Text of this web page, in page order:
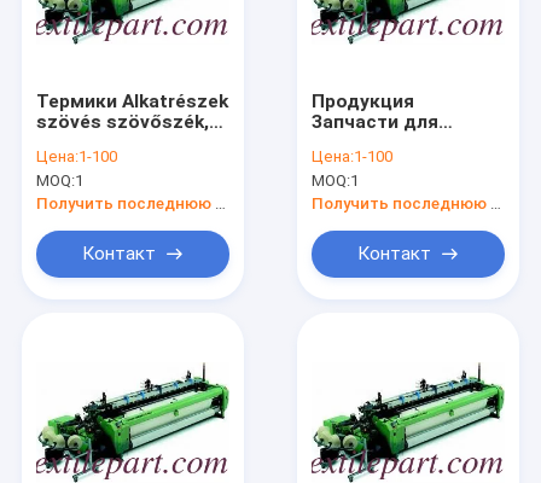
О Компании
Наша фабрика
Термики Alkatrészek
szövés szövőszék,
Текстильные
машины
Цена:1-100
MOQ:1
Получить последнюю цену
Контакт
Продукция
Запчасти для
Запчасти для
текстильной
промышленности
Цена:1-100
MOQ:1
Получить последнюю цену
Контакт